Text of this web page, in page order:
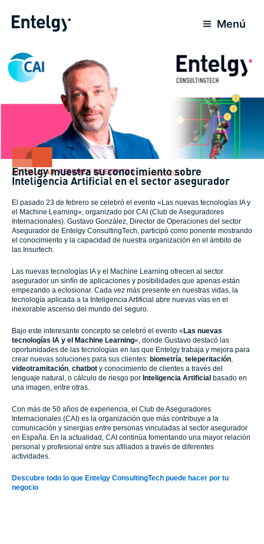
Menú
ACTUALIDAD,RESUMEN DE EVENTOS 2 Marzo 2021
Entelgy muestra su conocimiento sobre
Inteligencia Artificial en el sector asegurador
El pasado 23 de febrero se celebró el evento «Las nuevas tecnologías IA y
el Machine Learning», organizado por CAI (Club de Aseguradores
Internacionales). Gustavo González, Director de Operaciones del sector
Asegurador de Entelgy ConsultingTech, participó como ponente mostrando
el conocimiento y la capacidad de nuestra organización en el ámbito de
las Insurtech.
Las nuevas tecnologías IA y el Machine Learning ofrecen al sector
asegurador un sinfín de aplicaciones y posibilidades que apenas están
empezando a eclosionar. Cada vez más presente en nuestras vidas, la
tecnología aplicada a la Inteligencia Artificial abre nuevas vías en el
inexorable ascenso del mundo del seguro.
Bajo este interesante concepto se celebró el evento « Las nuevas
tecnologías IA y el Machine Learning«, donde Gustavo destacó las
oportunidades de las tecnologías en las que Entelgy trabaja y mejora para
crear nuevas soluciones para sus clientes: biometría, teleperitación,
videotramitación, chatbot y conocimiento de clientes a través del
lenguaje natural, o cálculo de riesgo por Inteligencia Artificial basado en
una imagen, entre otras.
Con más de 50 años de experiencia, el Club de Aseguradores
Internacionales (CAI) es la organización que más contribuye a la
comunicación y sinergias entre personas vinculadas al sector asegurador
en España. En la actualidad, CAI continúa fomentando una mayor relación
personal y profesional entre sus afiliados a través de diferentes
actividades.
Descubre todo lo que Entelgy ConsultingTech puede hacer por tu
negocio